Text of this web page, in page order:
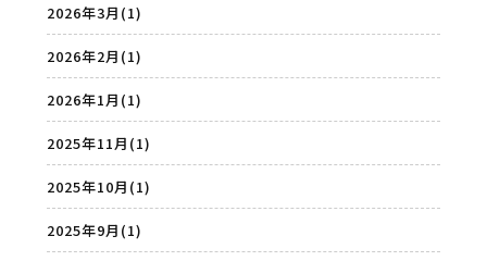
2026年3月 (1)
2026年2月 (1)
2026年1月 (1)
2025年11月 (1)
2025年10月 (1)
2025年9月 (1)